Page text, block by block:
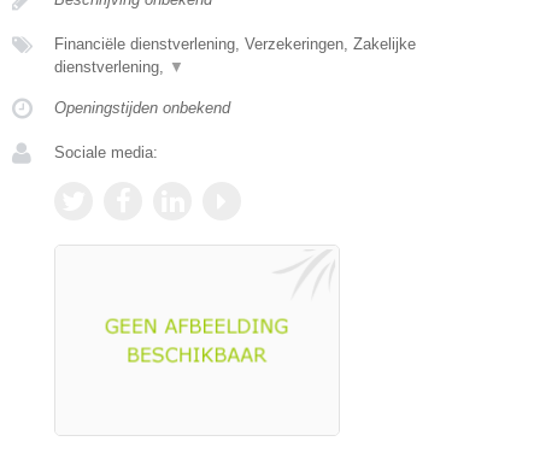
Financiële dienstverlening, Verzekeringen, Zakelijke
dienstverlening, ▼
Openingstijden onbekend
Sociale media: